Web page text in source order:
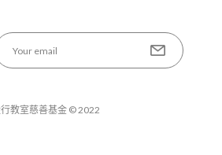
教室慈善基金 © 2022